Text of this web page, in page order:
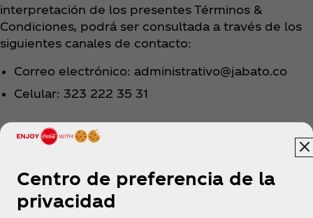
interpretación de los presentes Términos &
Condiciones, podrá ser consultada a través de los
siguientes canales de contacto:
Correo electrónico: administrativo@jabato.co
Celular: 323 222 35 31
LEGALES CORTOS
el 25 de octubre de 2023. Se premiará a las 10
personas que más likes tengan en el video
Centro de preferencia de la
privacidad